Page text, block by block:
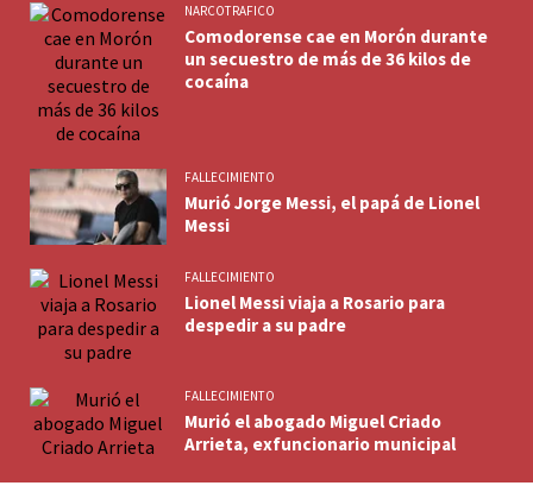
NARCOTRAFICO
Comodorense cae en Morón durante
un secuestro de más de 36 kilos de
cocaína
FALLECIMIENTO
Murió Jorge Messi, el papá de Lionel
Messi
FALLECIMIENTO
Lionel Messi viaja a Rosario para
despedir a su padre
FALLECIMIENTO
Murió el abogado Miguel Criado
Arrieta, exfuncionario municipal